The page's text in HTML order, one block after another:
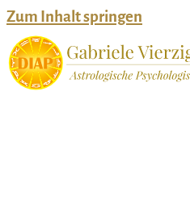
Zum Inhalt springen